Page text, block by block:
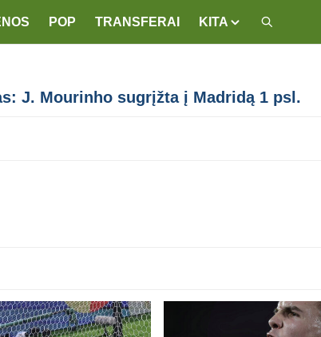
POP TRANSFERAI KITA
J. Mourinho sugrįžta į Madridą 1 psl.